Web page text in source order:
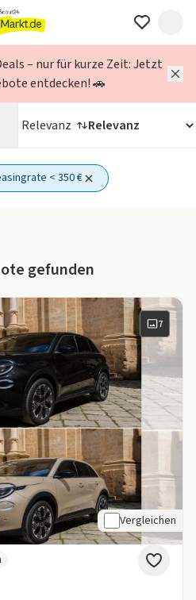
– nur für kurze Zeit: Jetzt
entdecken! 🚗
gefunden
Relevanz
< 350 €
7
Vergleichen